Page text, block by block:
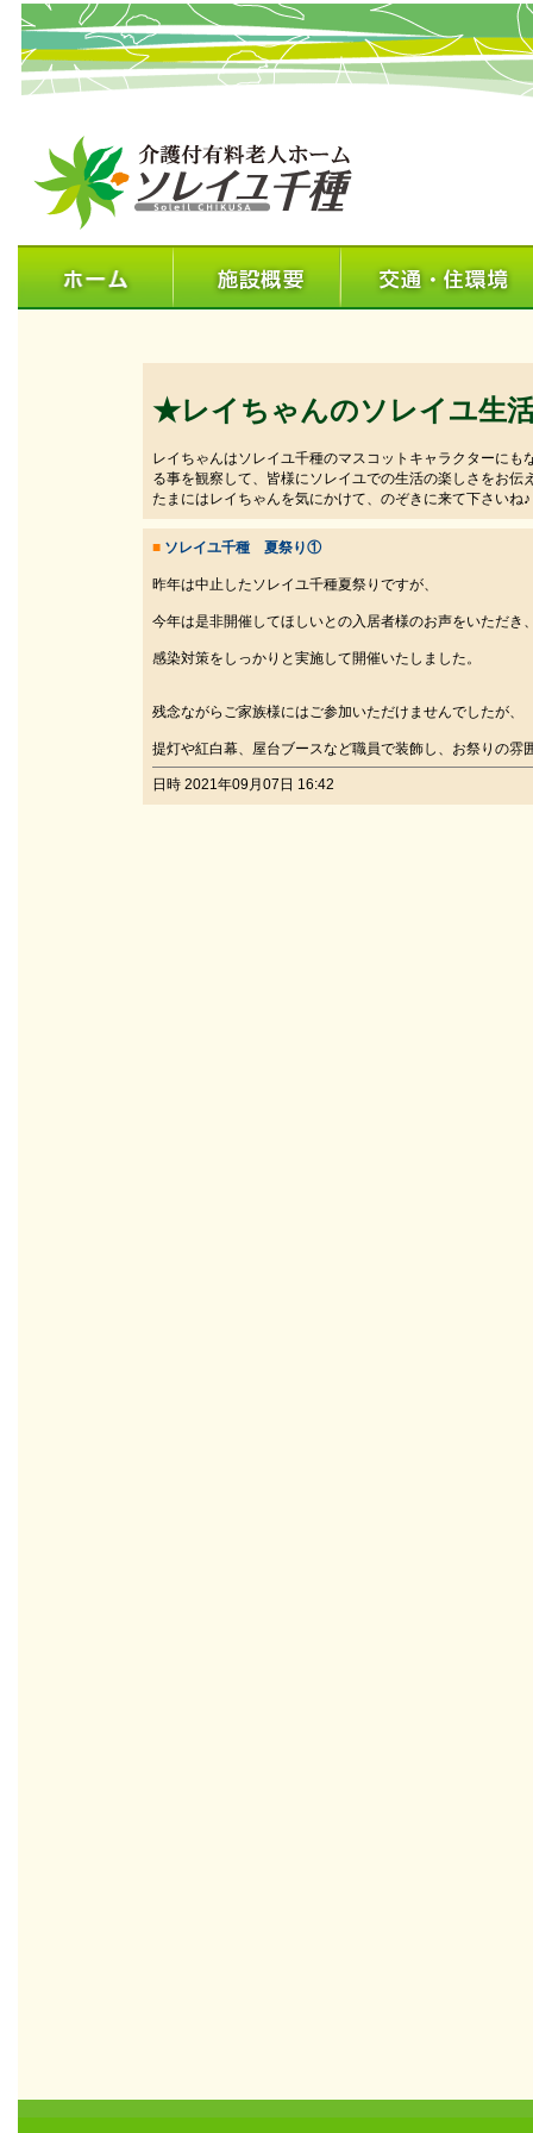
★レイちゃんのソレイユ生
レイちゃんはソレイユ千種のマスコットキャラクターに
る事を観察して、皆様にソレイユでの生活の楽しさをお伝
たまにはレイちゃんを気にかけて、のぞきに来て下さいね♪
■ ソレイユ千種 夏祭り①
昨年は中止したソレイユ千種夏祭りですが、
今年は是非開催してほしいとの入居者様のお声をいただき
感染対策をしっかりと実施して開催いたしました。
残念ながらご家族様にはご参加いただけませんでしたが、
提灯や紅白幕、屋台ブースなど職員で装飾し、お祭りの雰
日時 2021年09月07日 16:42